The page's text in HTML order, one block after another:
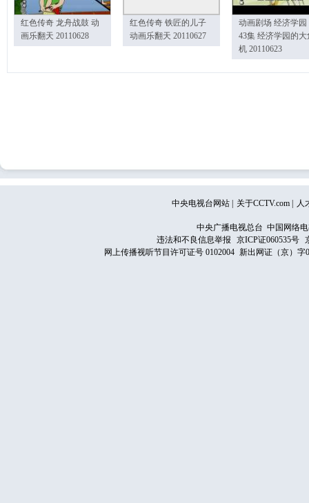
红色传奇 龙舟战鼓 动
画乐翻天 20110628
红色传奇 铁匠的儿子
动画乐翻天 20110627
动画剧场 经济学园
43集 经济学园的大
机 20110623
中央电视台网站 关于CCTV.com 人
中央广播电视总台 中国网络
违法和不良信息举报
京ICP证060535号
网上传播视听节目许可证号 0102004 新出网证（京）